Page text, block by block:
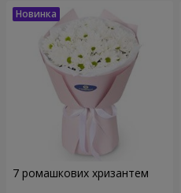
7 ромашкових хризантем